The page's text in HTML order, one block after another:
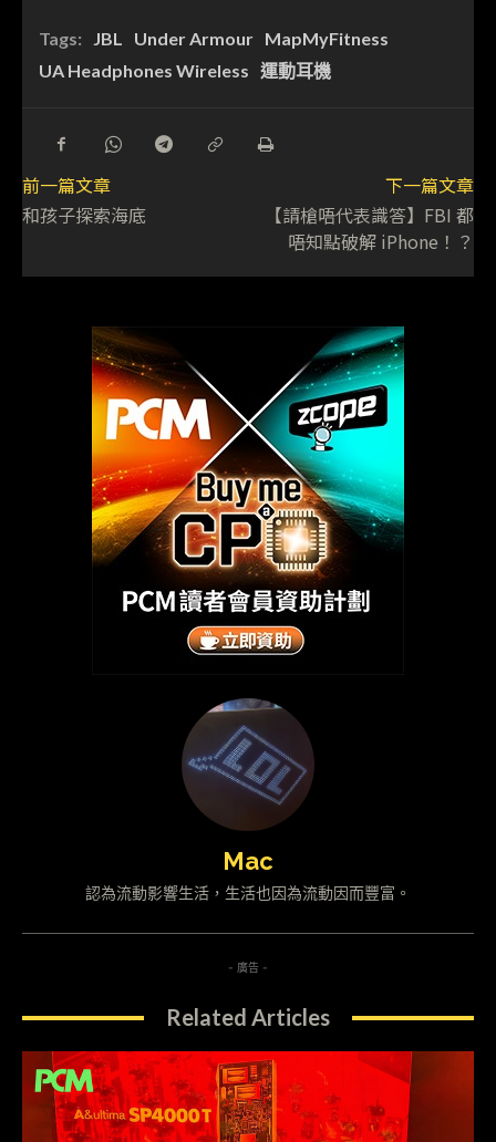
Tags: JBL Under Armour MapMyFitness
UA Headphones Wireless 運動耳機
前一篇文章
和孩子探索海底
下一篇文章
【請槍唔代表識答】FBI 都
唔知點破解 iPhone！？
Mac
認為流動影響生活，生活也因為流動因而豐富。
- 廣告 -
Related Articles